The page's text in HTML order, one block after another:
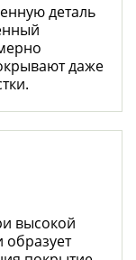
деталь
даже
высокой
образует